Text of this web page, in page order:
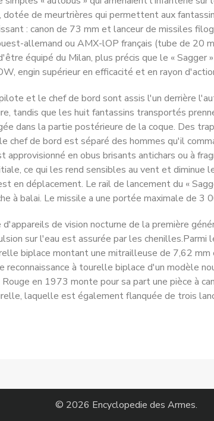
de meurtrières qui permettent aux
: canon de 73 mm et lanceur de missiles
allemand ou AMX-lOP français (tube de 20
équipé du Milan, plus précis que le «
engin supérieur en efficacité et en rayon
et le chef de bord sont assis l'un derrière
tandis que les huit fantassins transportés
dans la partie postérieure de la coque. Des
de bord est séparé des hom­mes qu'il
en obus brisants antichars ou à
ce qui les rend sensibles au vent et dimi­nue
en déplacement. Le rail de lancement du «
à balai. Le missile a une portée maximale de
de vision noc­turne de la première
sur l'eau est assurée par les
biplace montant une mitrailleuse de 7,62
reconnaissance à tourelle biplace d'un modèle
en 1973 monte pour sa part une pièce à
laquelle est également flanquée de trois
© 2026 Encyclopedie des Armes.